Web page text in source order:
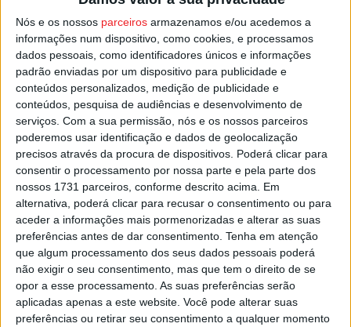
Nós e os nossos parceiros armazenamos e/ou acedemos a
informações num dispositivo, como cookies, e processamos
dados pessoais, como identificadores únicos e informações
padrão enviadas por um dispositivo para publicidade e
conteúdos personalizados, medição de publicidade e
conteúdos, pesquisa de audiências e desenvolvimento de
serviços. Com a sua permissão, nós e os nossos parceiros
poderemos usar identificação e dados de geolocalização
precisos através da procura de dispositivos. Poderá clicar para
consentir o processamento por nossa parte e pela parte dos
nossos 1731 parceiros, conforme descrito acima. Em
alternativa, poderá clicar para recusar o consentimento ou para
aceder a informações mais pormenorizadas e alterar as suas
preferências antes de dar consentimento. Tenha em atenção
que algum processamento dos seus dados pessoais poderá
não exigir o seu consentimento, mas que tem o direito de se
opor a esse processamento. As suas preferências serão
aplicadas apenas a este website. Você pode alterar suas
preferências ou retirar seu consentimento a qualquer momento
tendo produzido 24 modelos diferentes.
Atualmente, a fábrica do grupo Stellantis assegura a
produção dos veículos comerciais ligeiros e versões de
passageiros Peugeot Partner/Rifter, Citroën
Berlingo/Berlingo Van, Opel Combo/Combo Cargo e,
desde o passado mês de outubro, também o Fiat Doblò,
que têm como destino o mercado nacional e
internacional.
Esta e outras notícias para ouvir na Estação Diária – 96.8
FM ou emwww.968.fm
Pub